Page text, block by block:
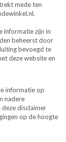
mede ten
informatie zijn in
beheerst door
bevoegd te
deze website en
informatie op
nadere
disclaimer
op de hoogte